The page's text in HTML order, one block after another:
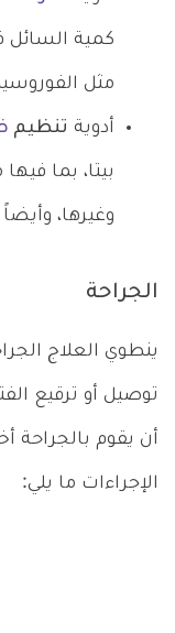
كمية السائل
مثل
أدوية تنظيم
بيتا، بما
وغيرها،
الجراحة
ينطوي العلاج
توصيل أو ترقيع
أن يقوم بالجراحة
الإجراءات ما يلي: